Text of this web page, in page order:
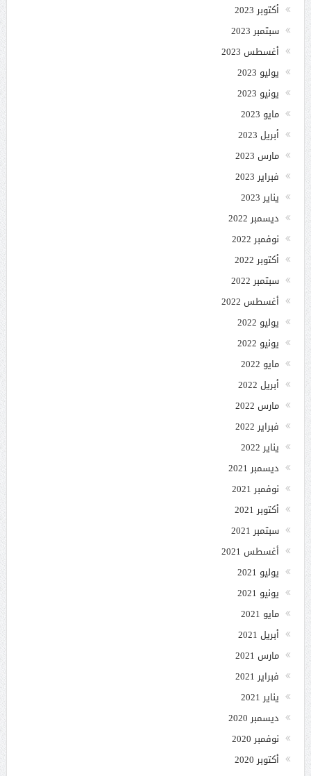
أكتوبر 2023
سبتمبر 2023
أغسطس 2023
يوليو 2023
يونيو 2023
مايو 2023
أبريل 2023
مارس 2023
فبراير 2023
يناير 2023
ديسمبر 2022
نوفمبر 2022
أكتوبر 2022
سبتمبر 2022
أغسطس 2022
يوليو 2022
يونيو 2022
مايو 2022
أبريل 2022
مارس 2022
فبراير 2022
يناير 2022
ديسمبر 2021
نوفمبر 2021
أكتوبر 2021
سبتمبر 2021
أغسطس 2021
يوليو 2021
يونيو 2021
مايو 2021
أبريل 2021
مارس 2021
فبراير 2021
يناير 2021
ديسمبر 2020
نوفمبر 2020
أكتوبر 2020